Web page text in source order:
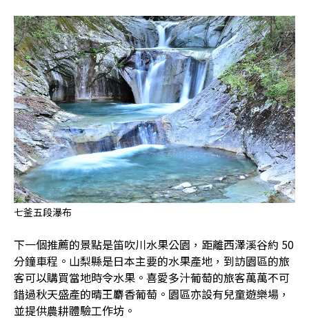
七釜五段瀑布
下一個推薦的景點是笛吹川水果公園，距離西澤溪谷約 50
分鐘車程。山梨縣是日本主要的水果產地，到訪園區的旅
客可以購買當地時令水果。喜愛多汁葡萄的旅客萬萬不可
錯過秋天盛產的晴王麝香葡萄。園區亦設有兒童遊樂場，
並提供農耕體驗工作坊。